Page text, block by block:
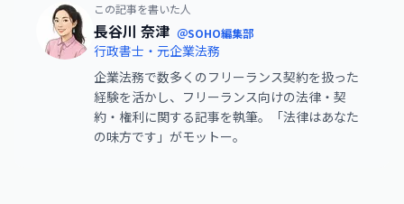
この記事を書いた人
長谷川 奈津 ＠SOHO編集部
行政書士・元企業法務
企業法務で数多くのフリーランス契約を扱った
経験を活かし、フリーランス向けの法律・契
約・権利に関する記事を執筆。「法律はあなた
の味方です」がモットー。